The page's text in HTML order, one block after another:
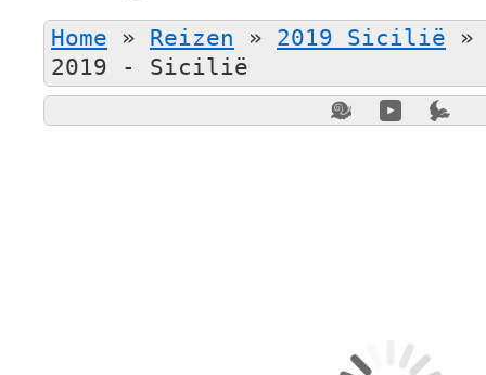
Home » Reizen » 2019 Sicilië
2019 - Sicilië